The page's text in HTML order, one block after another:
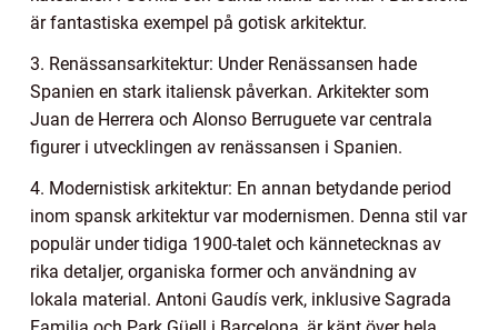
är fantastiska exempel på gotisk arkitektur.
3. Renässansarkitektur: Under Renässansen hade
Spanien en stark italiensk påverkan. Arkitekter som
Juan de Herrera och Alonso Berruguete var centrala
figurer i utvecklingen av renässansen i Spanien.
4. Modernistisk arkitektur: En annan betydande period
inom spansk arkitektur var modernismen. Denna stil var
populär under tidiga 1900-talet och kännetecknas av
rika detaljer, organiska former och användning av
lokala material. Antoni Gaudís verk, inklusive Sagrada